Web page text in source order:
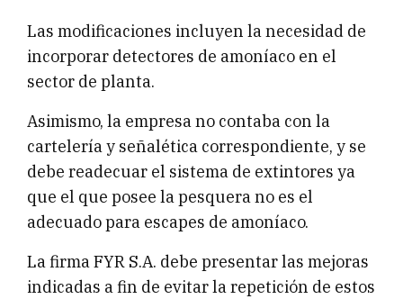
Las modificaciones incluyen la necesidad de
incorporar detectores de amoníaco en el
sector de planta.
Asimismo, la empresa no contaba con la
cartelería y señalética correspondiente, y se
debe readecuar el sistema de extintores ya
que el que posee la pesquera no es el
adecuado para escapes de amoníaco.
La firma FYR S.A. debe presentar las mejoras
indicadas a fin de evitar la repetición de estos